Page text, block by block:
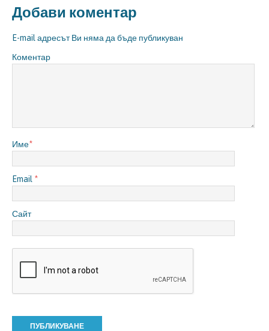
Добави коментар
E-mail адресът Ви няма да бъде публикуван
Коментар
Име*
Email *
Сайт